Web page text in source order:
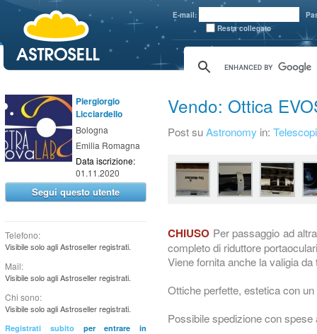
E-mail:
Resta collegato
Piergiorgio
Licciardello
Bologna
Emilia Romagna
Data iscrizione:
01.11.2020
Segui questo utente
Telefono:
Visibile solo agli Astroseller registrati.
Mail:
Visibile solo agli Astroseller registrati.
Chi sono:
Visibile solo agli Astroseller registrati.
Registrati subitoper entrare in
Vendo: Ottica
Post suAstronomy in:
CHIUSO Per passaggio ad
completo di riduttore
Viene fornita anche la valigia
Ottiche perfette, estetica con
Possibile spedizione con